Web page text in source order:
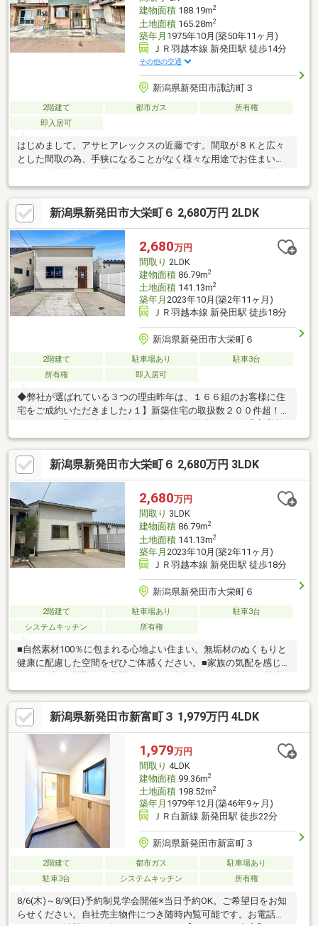
建物面積188.19m2
土地面積165.28m2
築年月 1975年10月(築50年11ヶ月)
ＪＲ羽越本線 新発田駅 徒歩14分
その他の交通
新潟県新発田市諏訪町３
2階建て 都市ガス
所有権
即入居可
はじめまして。アサヒアレックスの近藤です。間取が８Ｋと広々
とした間取の為、手狭になることがなく様々な用途でお住まいい
バーベキューを楽しんだり、夜の晩酌に屋上を使ったり、、様々
な楽しみ方ができます。また簡易的にリフォームをしたい、そん
なご相談も弊社で一括でお手伝いをさせていただきます。ハウス
メーカーの不動産部だからこそできるトータルライフサポート
を。住む前、住んでからと一生のお付き合いをさせていただきま
す。是非まずはご内見ください。
新潟県新発田市大栄町６ 2,680万円 2LDK
2,680万円
間取り 2LDK
建物面積86.79m2
土地面積141.13m2
築年月 2023年10月(築2年11ヶ月)
ＪＲ羽越本線 新発田駅 徒歩18分
新潟県新発田市大栄町６
2階建て 駐車場あり
駐車3台
所有権
即入居可
◆弊社が選ばれている３つの理由昨年は、１６６組のお客様に住
宅をご成約いただきました♪１】新築住宅の取扱数２００件超！◎
件や価格改定物件もいち早くご提供２】売って終わりにしない、
充実のアフターサービス体制◎アフターサービスの専門スタッフ
が、迅速・丁寧にご対応◎ご購入後のお困り事も、充実した体制
で手厚くサポート◎年中無休！３６５日スピード対応３】新潟で
は弊社だけ《SBI新生銀行 提携ローン》◎業界最安水準の低金利
０.９３%◎対面でのお手続きも可能◎頭金無しでもOK
新潟県新発田市大栄町６ 2,680万円 3LDK
2,680万円
間取り 3LDK
建物面積86.79m2
土地面積141.13m2
築年月 2023年10月(築2年11ヶ月)
ＪＲ羽越本線 新発田駅 徒歩18分
新潟県新発田市大栄町６
2階建て 駐車場あり
駐車3台
システムキッチン
所有権
■自然素材100％に包まれる心地よい住まい。無垢材のぬくもりと
健康に配慮した空間をぜひご体感ください。■家族の気配を感じ
後すぐに家族の姿が見える安心感。■多目的に使える広々フリー
スペース。階段を上がると広がる空間は、お子さまの遊び場やリ
モートワーク、趣味スペースに最適。■開放感とゆとりを生む設
計。広々とした空間設計で、自然光と風を取り込みながら、心地
よい暮らしを実現。
新潟県新発田市新富町３ 1,979万円 4LDK
1,979万円
間取り 4LDK
建物面積99.36m2
土地面積198.52m2
築年月 1979年12月(築46年9ヶ月)
ＪＲ白新線 新発田駅 徒歩22分
新潟県新発田市新富町３
2階建て 都市ガス
駐車場あり
駐車3台
システムキッチン 所有権
8/6(木)～8/9(日)予約制見学会開催※当日予約OK。ご希望日をお知
らせください。自社売主物件につき随時内覧可能です。お電話か